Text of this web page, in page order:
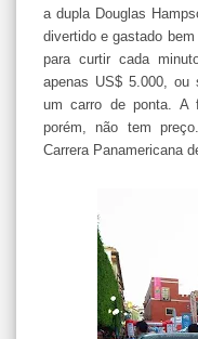
a dupla Douglas
divertido e gastado
para curtir cada
apenas US$ 5.000,
um carro de ponta. A
porém, não tem
Carrera Panamericana